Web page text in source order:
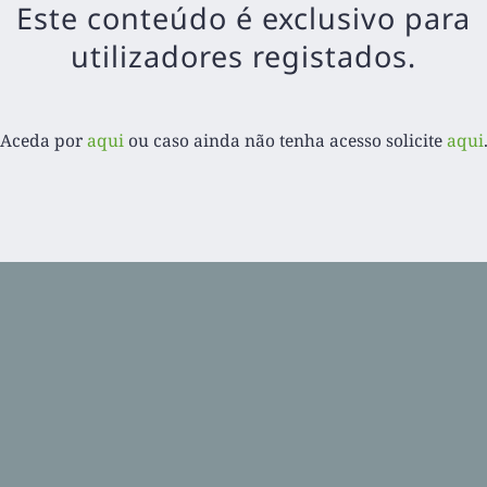
Suporte Política de Privacidade Livro de
Facebook
LinkedInYouTube
Este conteúdo é exclusivo para
utilizadores registados.
Aceda poraquiou caso ainda não tenha acesso soliciteaqui.